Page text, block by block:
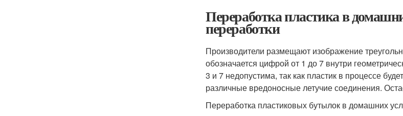
Переработка пластика в
переработки
Производители размещают изображение
обозначается цифрой от 1 до 7 внутри
3 и 7 недопустима, так как пластик в процессе
различные вредоносные летучие соединения.
Переработка пластиковых бутылок в домашних